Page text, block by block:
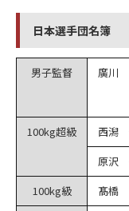
日本選手団名簿
男子監督 廣川
100kg超級
西潟
原沢
100kg級
髙橋